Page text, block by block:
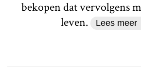
bekopen dat vervolgens
leven.
Lees meer